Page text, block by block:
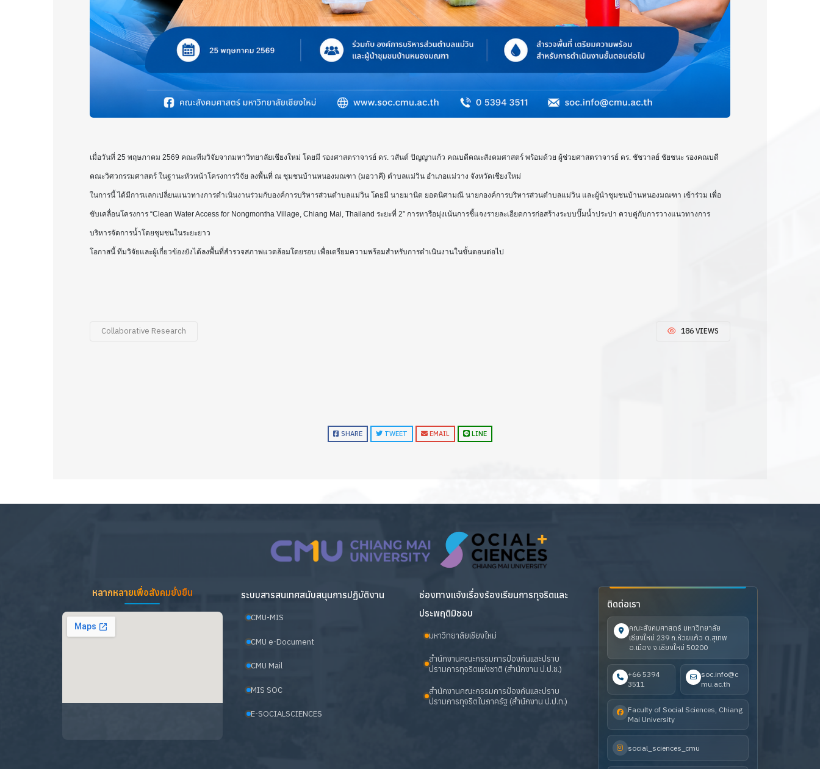
เมื่อวันที่ 25 พฤษภาคม 2569 คณะทีมวิจัยจากมหาวิทยาลัยเชียงใหม่ โดยมี รองศาสตราจารย์ ดร. วสันต์ ปัญญาแก้ว คณบดีคณะสังคมศาสตร์ พร้อมด้วย ผู้ช่วยศาสตราจารย์ ดร. ชัชวาลย์ ชัยชนะ รองคณบดี
คณะวิศวกรรมศาสตร์ ในฐานะหัวหน้าโครงการวิจัย ลงพื้นที่ ณ ชุมชนบ้านหนองมณฑา (มอวาคี) ตำบลแม่วิน อำเภอแม่วาง จังหวัดเชียงใหม่
ในการนี้ ได้มีการแลกเปลี่ยนแนวทางการดำเนินงานร่วมกับองค์การบริหารส่วนตำบลแม่วิน โดยมี นายมานิต ยอดนิศามณี นายกองค์การบริหารส่วนตำบลแม่วิน และผู้นำชุมชนบ้านหนองมณฑา เข้าร่วม เพื่อ
ขับเคลื่อนโครงการ “Clean Water Access for Nongmontha Village, Chiang Mai, Thailand ระยะที่ 2” การหารือมุ่งเน้นการชี้แจงรายละเอียดการก่อสร้างระบบปั๊มน้ำประปา ควบคู่กับการวางแนวทางการ
บริหารจัดการน้ำโดยชุมชนในระยะยาว
โอกาสนี้ ทีมวิจัยและผู้เกี่ยวข้องยังได้ลงพื้นที่สำรวจสภาพแวดล้อมโดยรอบ เพื่อเตรียมความพร้อมสำหรับการดำเนินงานในขั้นตอนต่อไป
Collaborative Research 186 VIEWS
SHARE TWEET EMAIL LINE
หลากหลายเพื่อสังคมยั่งยืน ระบบสารสนเทศสนับสนุนการปฏิบัติงาน
CMU-MIS
CMU e-Document
CMU Mail
MIS SOC
E-SOCIALSCIENCES
ช่องทางแจ้งเรื่องร้องเรียนการทุจริตและ
ประพฤติมิชอบ
มหาวิทยาลัยเชียงใหม่
สำนักงานคณะกรรมการป้องกันและปราบ
ปรามการทุจริตแห่งชาติ (สำนักงาน ป.ป.ช.)
สำนักงานคณะกรรมการป้องกันและปราบ
ปรามการทุจริตในภาครัฐ (สำนักงาน ป.ป.ท.)
ติดต่อเรา
คณะสังคมศาสตร์ มหาวิทยาลัย
เชียงใหม่ 239 ถ.ห้วยแก้ว ต.สุเทพ
อ.เมือง จ.เชียงใหม่ 50200
+66 5394
3511
soc.info@c
mu.ac.th
Faculty of Social Sciences, Chiang
Mai University
social_sciences_cmu